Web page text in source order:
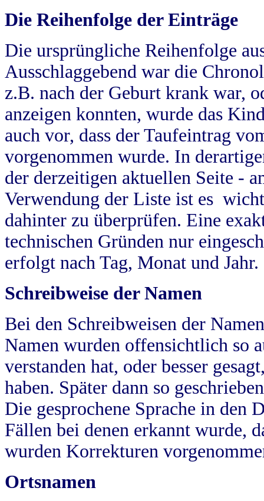
Die Reihenfolge der Einträge
Die ursprüngliche Reihenfolge
Ausschlaggebend war die
z.B. nach der Geburt krank war,
anzeigen konnten, wurde das
auch vor, dass der Taufeintrag
vorgenommen wurde. In
der derzeitigen aktuellen Seite -
Verwendung der Liste ist es
dahinter zu überprüfen. Eine
technischen Gründen nur
erfolgt nach Tag, Monat und Jahr.
Schreibweise der Namen
Bei den Schreibweisen der
Namen wurden offensichtlich so
verstanden hat, oder besser
haben. Später dann so
Die gesprochene Sprache in
Fällen bei denen erkannt wurde,
wurden Korrekturen
Ortsnamen